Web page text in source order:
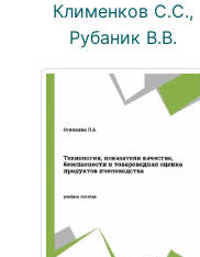
Клименков С.С.,
Рубаник В.В.